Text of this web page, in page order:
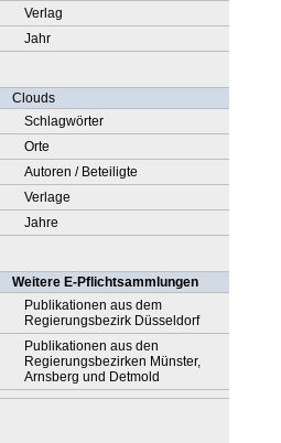
Verlag
Jahr
Clouds
Schlagwörter
Orte
Autoren / Beteiligte
Verlage
Jahre
Weitere E-Pflichtsammlungen
Publikationen aus dem
Regierungsbezirk Düsseldorf
Publikationen aus den
Regierungsbezirken Münster,
Arnsberg und Detmold